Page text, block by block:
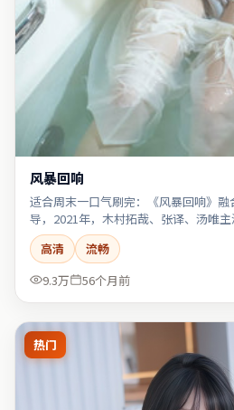
风暴回响
适合周末一口气刷完：《风暴回响》
导，2021年，木村拓哉、张译、汤唯主
高清
流畅
9.3万
56个月前
热门